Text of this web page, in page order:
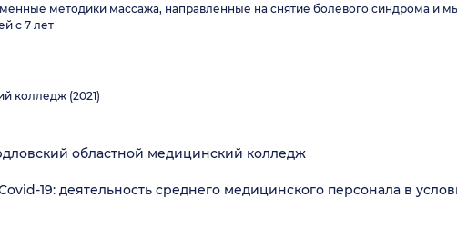
методики массажа, направленные на снятие болевого синдрома и
с 7 лет
колледж (2021)
областной медицинский колледж
19: деятельность среднего медицинского персонала в